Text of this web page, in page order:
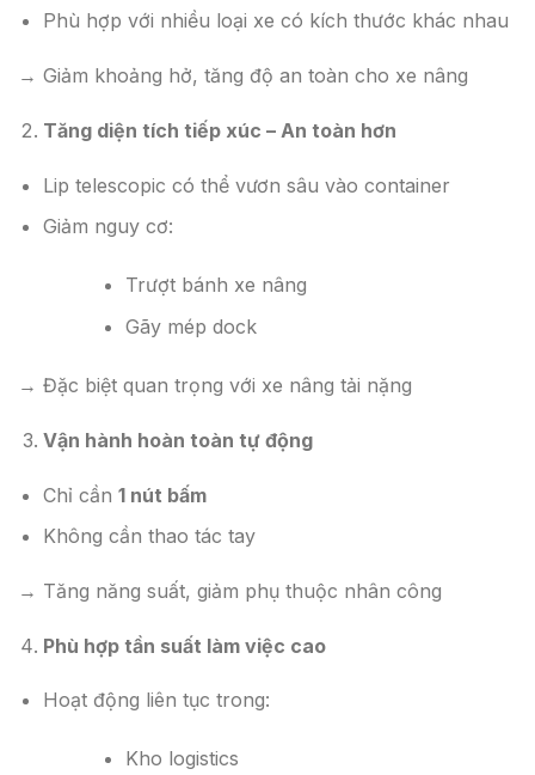
Phù hợp với nhiều loại xe có kích thước khác nhau
→ Giảm khoảng hở, tăng độ an toàn cho xe nâng
Tăng diện tích tiếp xúc – An toàn hơn
Lip telescopic có thể vươn sâu vào container
Giảm nguy cơ:
Trượt bánh xe nâng
Gãy mép dock
→ Đặc biệt quan trọng với xe nâng tải nặng
Vận hành hoàn toàn tự động
Chỉ cần 1 nút bấm
Không cần thao tác tay
→ Tăng năng suất, giảm phụ thuộc nhân công
Phù hợp tần suất làm việc cao
Hoạt động liên tục trong:
Kho logistics